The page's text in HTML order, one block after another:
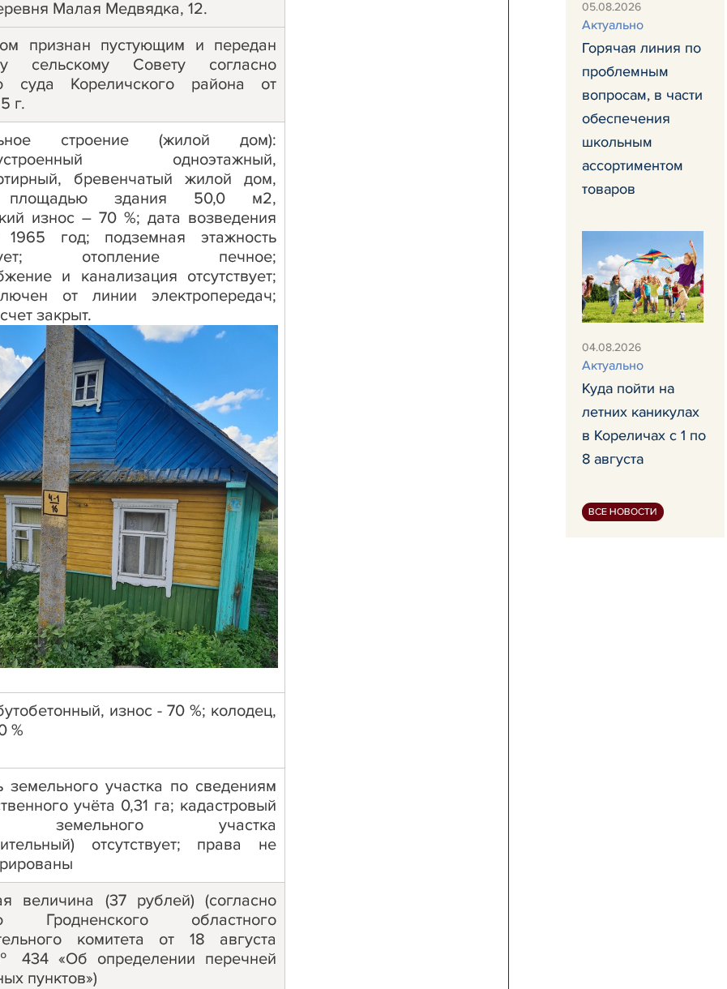
Малая Медвядка, 12.
признан пустующим и передан
сельскому Совету согласно
суда Кореличского района от
г.
строение (жилой дом):
одноэтажный,
бревенчатый жилой дом,
здания 50,0 м2,
износ – 70 %; дата возведения
год; подземная этажность
отопление печное;
и канализация отсутствует;
от линии электропередач;
закрыт.
износ - 70 %; колодец,
%
земельного участка по сведениям
учёта 0,31 га; кадастровый
земельного участка
отсутствует; права не
величина (37 рублей) (согласно
Гродненского областного
комитета от 18 августа
434 «Об определении перечней
пунктов»)
05.08.2026
Актуально
Горячая линия по
проблемным
вопросам, в части
обеспечения
школьным
ассортиментом
товаров
04.08.2026
Актуально
Куда пойти на
летних каникулах
в Кореличах с 1 по
8 августа
ВСЕ НОВОСТИ